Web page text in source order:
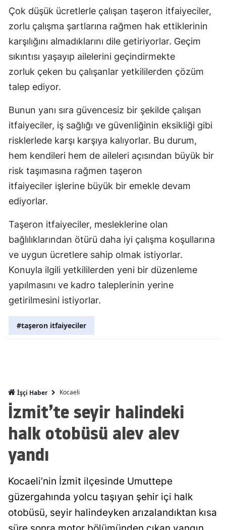
Gümüşhane
Hakkari
Hatay
Isparta
İstanbul
İzmir
Kars
Kırşehir
Sakarya
Çok düşük ücretlerle çalışan taşeron itfaiyeciler,
zorlu çalışma şartlarına rağmen hak ettiklerinin
karşılığını almadıklarını dile getiriyorlar. Geçim
sıkıntısı yaşayıp ailelerini geçindirmekte
zorluk çeken bu çalışanlar yetkililerden çözüm
talep ediyor.
Bunun yanı sıra güvencesiz bir şekilde çalışan
itfaiyeciler, iş sağlığı ve güvenliğinin eksikliği gibi
risklerlede karşı karşıya kalıyorlar. Bu durum,
hem kendileri hem de aileleri açısından büyük bir
risk taşımasına rağmen taşeron
itfaiyeciler işlerine büyük bir emekle devam
ediyorlar.
Taşeron itfaiyeciler, mesleklerine olan
bağlılıklarından ötürü daha iyi çalışma koşullarına
ve uygun ücretlere sahip olmak istiyorlar.
Konuyla ilgili yetkililerden yeni bir düzenleme
yapılmasını ve kadro taleplerinin yerine
getirilmesini istiyorlar.
#taşeron itfaiyeciler
İşçi Haber Kocaeli
İzmit’te seyir halindeki
halk otobüsü alev alev
yandı
Kocaeli’nin İzmit ilçesinde Umuttepe
güzergahında yolcu taşıyan şehir içi halk
otobüsü, seyir halindeyken arızalandıktan kısa